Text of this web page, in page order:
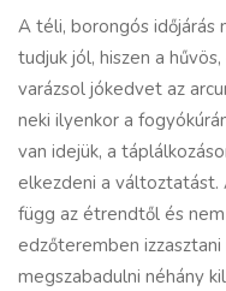
A téli, borongós időjárás
tudjuk jól, hiszen a
varázsol jókedvet az
neki ilyenkor a
van idejük, a
elkezdeni a változtatást.
függ az étrendtől és
edzőteremben
megszabadulni néhány